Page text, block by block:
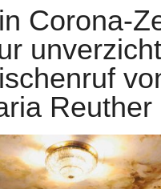
Corona-
Reuther